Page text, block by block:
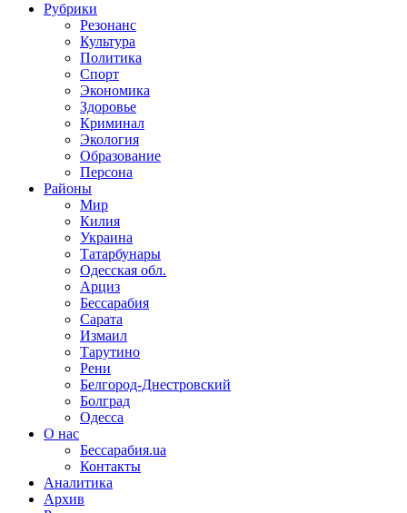
Рубрики
Резонанс
Культура
Политика
Спорт
Экономика
Здоровье
Криминал
Экология
Образование
Персона
Районы
Мир
Килия
Украина
Татарбунары
Одесская обл.
Арциз
Бессарабия
Сарата
Измаил
Тарутино
Рени
Белгород-Днестровский
Болград
Одесса
О нас
Бессарабия.ua
Контакты
Аналитика
Архив